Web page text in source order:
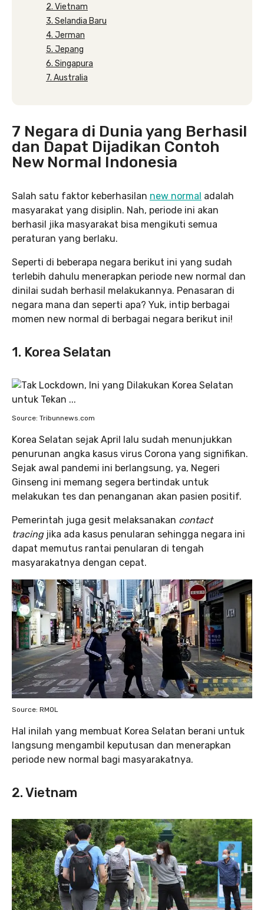
2. Vietnam
3. Selandia Baru
4. Jerman
5. Jepang
6. Singapura
7. Australia
7 Negara di Dunia yang Berhasil
dan Dapat Dijadikan Contoh
New Normal Indonesia
Salah satu faktor keberhasilan new normal adalah
masyarakat yang disiplin. Nah, periode ini akan
berhasil jika masyarakat bisa mengikuti semua
peraturan yang berlaku.
Seperti di beberapa negara berikut ini yang sudah
terlebih dahulu menerapkan periode new normal dan
dinilai sudah berhasil melakukannya. Penasaran di
negara mana dan seperti apa? Yuk, intip berbagai
momen new normal di berbagai negara berikut ini!
1. Korea Selatan
Source: Tribunnews.com
Korea Selatan sejak April lalu sudah menunjukkan
penurunan angka kasus virus Corona yang signifikan.
Sejak awal pandemi ini berlangsung, ya, Negeri
Ginseng ini memang segera bertindak untuk
melakukan tes dan penanganan akan pasien positif.
Pemerintah juga gesit melaksanakan contact
tracingjika ada kasus penularan sehingga negara ini
dapat memutus rantai penularan di tengah
masyarakatnya dengan cepat.
Source: RMOL
Hal inilah yang membuat Korea Selatan berani untuk
langsung mengambil keputusan dan menerapkan
periode new normal bagi masyarakatnya.
2. Vietnam